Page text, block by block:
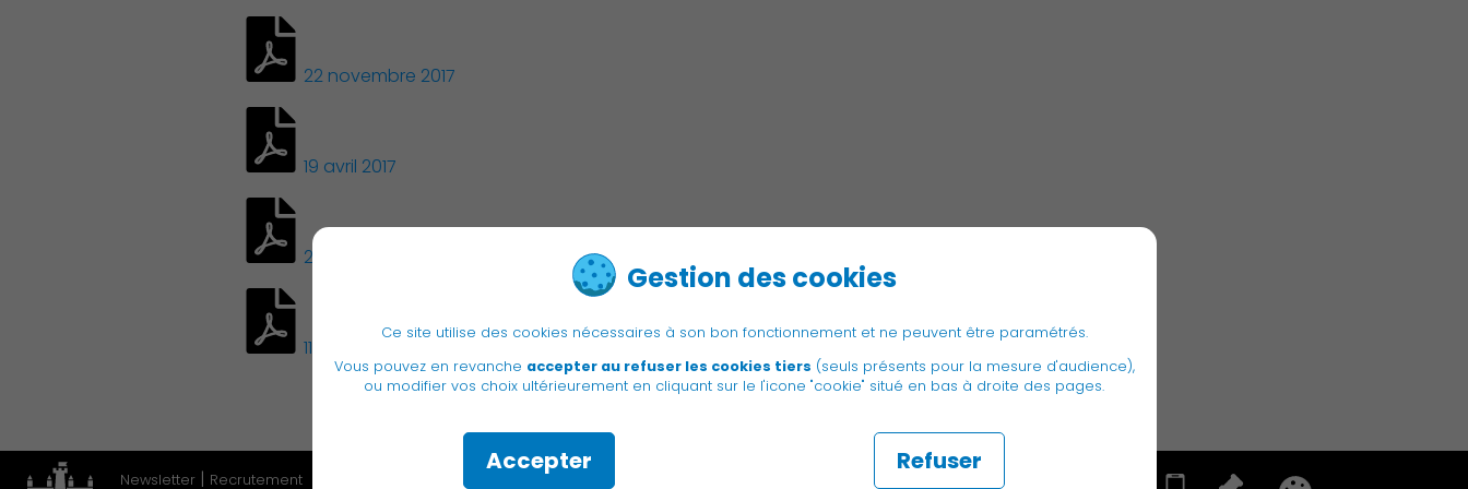
Gestion des cookies
Ce site utilise des cookies nécessaires à son bon fonctionnement et ne peuvent être paramétrés.
Vous pouvez en revanche accepter au refuser les cookies tiers (seuls présents pour la mesure d'audience),
ou modifier vos choix ultérieurement en cliquant sur le l'icone "cookie" situé en bas à droite des pages.
Accepter Refuser
22 novembre 2017
19 avril 2017
29 septembre 2016
11 février 2016
Newsletter | Recrutement